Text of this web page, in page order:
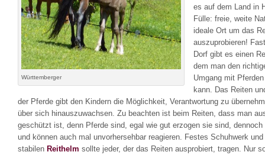
Württemberger
es auf dem Land in
Fülle: freie, weite
ideale Ort um das
auszuprobieren!
Dorf gibt es einen
dem man den
Umgang mit
kann. Das Reiten
der Pferde gibt den Kindern die Möglichkeit, Verantwortung zu
über sich hinauszuwachsen. Zu beachten ist beim Reiten, dass man
geschützt ist, denn Pferde sind, egal wie gut erzogen sie sind, dennoch
und können auch mal unvorhersehbar reagieren. Festes Schuhwerk und
stabilen Reithelm sollte jeder, der das Reiten ausprobiert, tragen. Nur